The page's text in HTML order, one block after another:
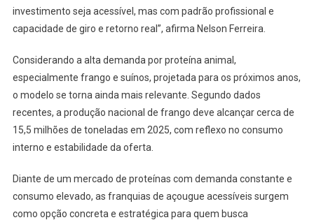
investimento seja acessível, mas com padrão profissional e
capacidade de giro e retorno real”, afirma Nelson Ferreira.
Considerando a alta demanda por proteína animal,
especialmente frango e suínos, projetada para os próximos anos,
o modelo se torna ainda mais relevante. Segundo dados
recentes, a produção nacional de frango deve alcançar cerca de
15,5 milhões de toneladas em 2025, com reflexo no consumo
interno e estabilidade da oferta.
Diante de um mercado de proteínas com demanda constante e
consumo elevado, as franquias de açougue acessíveis surgem
como opção concreta e estratégica para quem busca